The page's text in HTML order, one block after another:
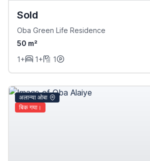
Sold
Oba Green Life Residence
50 m²
1+
1+ 1
अलान्या ओबा
बिक गया।